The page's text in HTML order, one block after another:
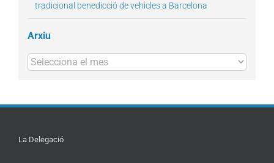
tradicional benedicció de vehicles a Barcelona
Arxiu
Arxius
La Delegació